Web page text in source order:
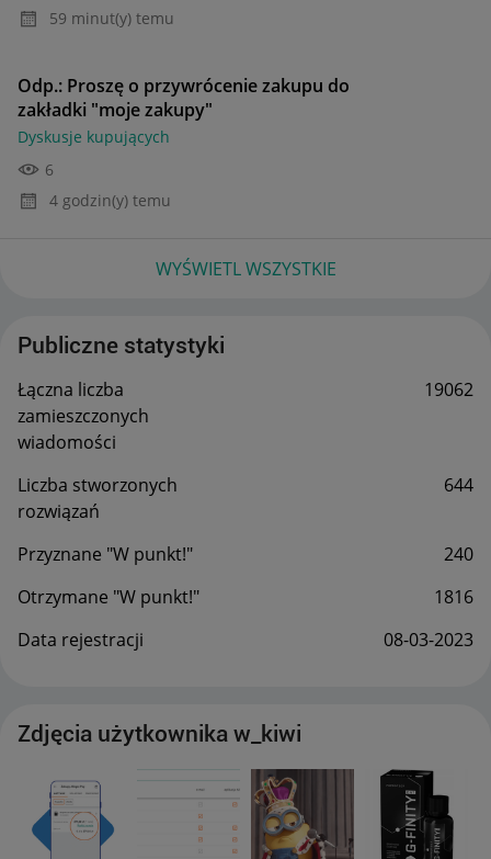
59 minut(y) temu
Odp.: Proszę o przywrócenie zakupu do
zakładki "moje zakupy"
Dyskusje kupujących
6
4 godzin(y) temu
WYŚWIETL WSZYSTKIE
Publiczne statystyki
Łączna liczba
zamieszczonych
wiadomości
19062
Liczba stworzonych
rozwiązań
644
Przyznane "W punkt!"
240
Otrzymane "W punkt!"
1816
Data rejestracji
‎08-03-2023
Zdjęcia użytkownika w_kiwi